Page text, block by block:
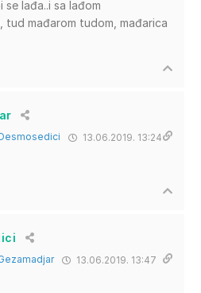
lađa..i sa lađom
tud mađarom tudom, mađarica
13.06.2019. 13:24
13.06.2019. 13:47